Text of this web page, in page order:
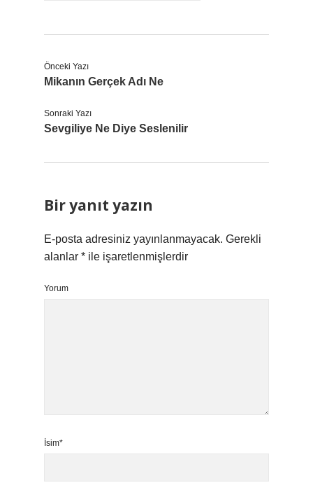
Önceki Yazı
Mikanın Gerçek Adı Ne
Sonraki Yazı
Sevgiliye Ne Diye Seslenilir
Bir yanıt yazın
E-posta adresiniz yayınlanmayacak. Gerekli
alanlar * ile işaretlenmişlerdir
Yorum
İsim*